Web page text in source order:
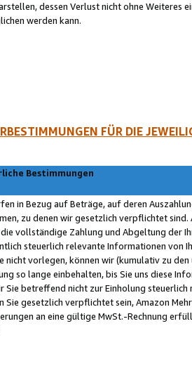
dessen Verlust nicht ohne Weiteres
werden kann.
FÜR DIE
Bestimmungen
in Bezug auf Beträge, auf deren
zu denen wir gesetzlich verpflichtet
vollständige Zahlung und Abgeltung der
steuerlich relevante Informationen von
nicht vorlegen, können wir (kumulativ zu
so lange einbehalten, bis Sie uns diese
Sie betreffend nicht zur Einholung
Sie gesetzlich verpflichtet sein, Amazon
an eine gültige MwSt.-Rechnung